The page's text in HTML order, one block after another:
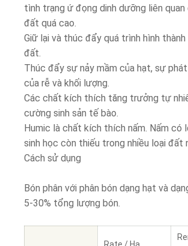
tình trạng ứ đọng dinh dưỡng liên
đất quá cao.
Giữ lại và thúc đẩy quá trình hình
đất.
Thúc đẩy sự nảy mầm của hạt, sự
của rễ và khối lượng.
Các chất kích thích tăng trưởng tự
cường sinh sản tế bào.
Humic là chất kích thích nấm. Nấm có
sinh học còn thiếu trong nhiều loại đất
Cách sử dụng
Bón phân với phân bón dạng hạt và
5-30% tổng lượng bón.